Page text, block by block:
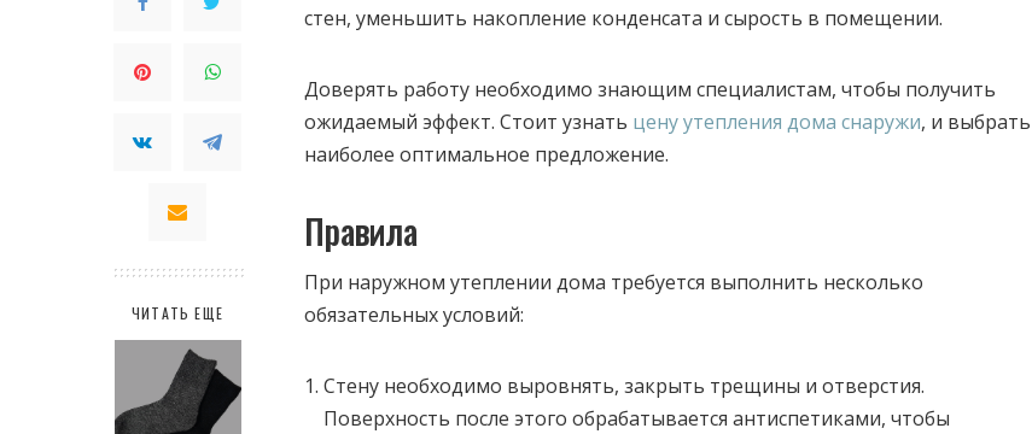
ЧИТАТЬ ЕЩЕ
стен, уменьшить накопление конденсата и сырость в помещении.
Доверять работу необходимо знающим специалистам, чтобы получить
ожидаемый эффект. Стоит узнать цену утепления дома снаружи, и выбрать
наиболее оптимальное предложение.
Правила
При наружном утеплении дома требуется выполнить несколько
обязательных условий:
Стену необходимо выровнять, закрыть трещины и отверстия.
Поверхность после этого обрабатывается антиспетиками, чтобы